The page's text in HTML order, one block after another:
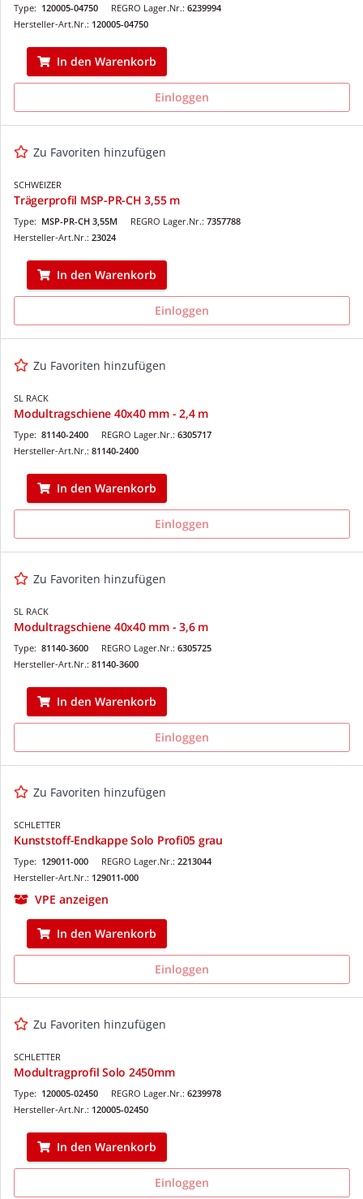
REGRO Lager.Nr.: 6239994
Type: 120005-04750
Hersteller-Art.Nr.: 120005-04750
In den Warenkorb
Einloggen
Zu Favoriten hinzufügen
SCHWEIZER
Trägerprofil MSP-PR-CH 3,55 m
REGRO Lager.Nr.: 7357788
Type: MSP-PR-CH 3,55M
Hersteller-Art.Nr.: 23024
In den Warenkorb
Einloggen
Zu Favoriten hinzufügen
SL RACK
Modultragschiene 40x40 mm - 2,4 m
REGRO Lager.Nr.: 6305717
Type: 81140-2400
Hersteller-Art.Nr.: 81140-2400
In den Warenkorb
Einloggen
Zu Favoriten hinzufügen
SL RACK
Modultragschiene 40x40 mm - 3,6 m
REGRO Lager.Nr.: 6305725
Type: 81140-3600
Hersteller-Art.Nr.: 81140-3600
In den Warenkorb
Einloggen
Zu Favoriten hinzufügen
SCHLETTER
Kunststoff-Endkappe Solo Profi05 grau
REGRO Lager.Nr.: 2213044
Type: 129011-000
Hersteller-Art.Nr.: 129011-000
VPE anzeigen
In den Warenkorb
Einloggen
Zu Favoriten hinzufügen
SCHLETTER
Modultragprofil Solo 2450mm
REGRO Lager.Nr.: 6239978
Type: 120005-02450
Hersteller-Art.Nr.: 120005-02450
In den Warenkorb
Einloggen